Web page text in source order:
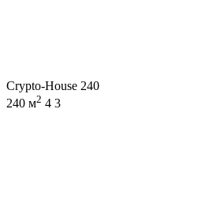
Crypto-House 240
240 м2 4 3